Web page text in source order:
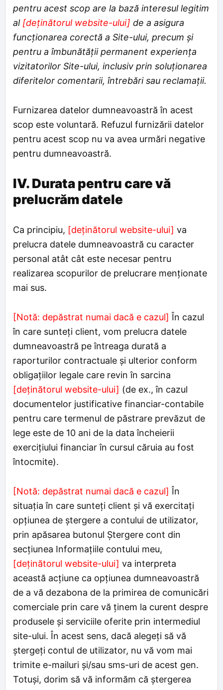
pentru acest scop are la bază interesul legitim
al [deținătorul website-ului] de a asigura
funcționarea corectă a Site-ului, precum și
pentru a îmbunătății permanent experiența
vizitatorilor Site-ului, inclusiv prin soluționarea
diferitelor comentarii, întrebări sau reclamații.
Furnizarea datelor dumneavoastră în acest
scop este voluntară. Refuzul furnizării datelor
pentru acest scop nu va avea urmări negative
pentru dumneavoastră.
IV. Durata pentru care vă
prelucrăm datele
Ca principiu, [deținătorul website-ului] va
prelucra datele dumneavoastră cu caracter
personal atât cât este necesar pentru
realizarea scopurilor de prelucrare menționate
mai sus.
[Notă: depăstrat numai dacă e cazul] În cazul
în care sunteți client, vom prelucra datele
dumneavoastră pe întreaga durată a
raporturilor contractuale și ulterior conform
obligaţiilor legale care revin în sarcina
[deținătorul website-ului] (de ex., în cazul
documentelor justificative financiar-contabile
pentru care termenul de păstrare prevăzut de
lege este de 10 ani de la data încheierii
exerciţiului financiar în cursul căruia au fost
întocmite).
[Notă: depăstrat numai dacă e cazul] În
situaţia în care sunteți client și vă exercitați
opțiunea de ştergere a contului de utilizator,
prin apăsarea butonul Ștergere cont din
secțiunea Informațiile contului meu,
[deținătorul website-ului] va interpreta
această acțiune ca opțiunea dumneavoastră
de a vă dezabona de la primirea de comunicări
comerciale prin care vă ținem la curent despre
produsele și serviciile oferite prin intermediul
site-ului. În acest sens, dacă alegeți să vă
ștergeți contul de utilizator, nu vă vom mai
trimite e-mailuri și/sau sms-uri de acest gen.
Totuși, dorim să vă informăm că ștergerea